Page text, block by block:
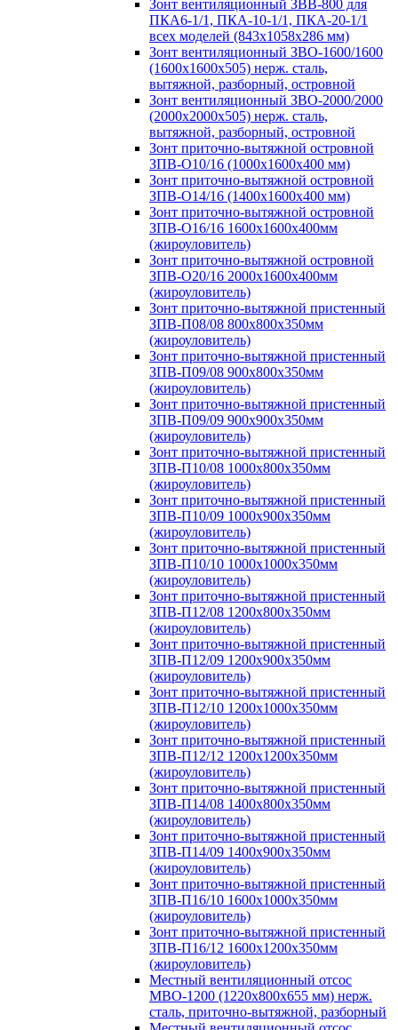
Зонт вентиляционный ЗВВ-800 для
ПКА6-1/1, ПКА-10-1/1, ПКА-20-1/1
всех моделей (843х1058х286 мм)
Зонт вентиляционный ЗВО-1600/1600
(1600х1600х505) нерж. сталь,
вытяжной, разборный, островной
Зонт вентиляционный ЗВО-2000/2000
(2000х2000х505) нерж. сталь,
вытяжной, разборный, островной
Зонт приточно-вытяжной островной
ЗПВ-О10/16 (1000х1600х400 мм)
Зонт приточно-вытяжной островной
ЗПВ-О14/16 (1400х1600х400 мм)
Зонт приточно-вытяжной островной
ЗПВ-О16/16 1600х1600х400мм
(жироуловитель)
Зонт приточно-вытяжной островной
ЗПВ-О20/16 2000х1600х400мм
(жироуловитель)
Зонт приточно-вытяжной пристенный
ЗПВ-П08/08 800х800х350мм
(жироуловитель)
Зонт приточно-вытяжной пристенный
ЗПВ-П09/08 900х800х350мм
(жироуловитель)
Зонт приточно-вытяжной пристенный
ЗПВ-П09/09 900х900х350мм
(жироуловитель)
Зонт приточно-вытяжной пристенный
ЗПВ-П10/08 1000х800х350мм
(жироуловитель)
Зонт приточно-вытяжной пристенный
ЗПВ-П10/09 1000х900х350мм
(жироуловитель)
Зонт приточно-вытяжной пристенный
ЗПВ-П10/10 1000х1000х350мм
(жироуловитель)
Зонт приточно-вытяжной пристенный
ЗПВ-П12/08 1200х800х350мм
(жироуловитель)
Зонт приточно-вытяжной пристенный
ЗПВ-П12/09 1200х900х350мм
(жироуловитель)
Зонт приточно-вытяжной пристенный
ЗПВ-П12/10 1200х1000х350мм
(жироуловитель)
Зонт приточно-вытяжной пристенный
ЗПВ-П12/12 1200х1200х350мм
(жироуловитель)
Зонт приточно-вытяжной пристенный
ЗПВ-П14/08 1400х800х350мм
(жироуловитель)
Зонт приточно-вытяжной пристенный
ЗПВ-П14/09 1400х900х350мм
(жироуловитель)
Зонт приточно-вытяжной пристенный
ЗПВ-П16/10 1600х1000х350мм
(жироуловитель)
Зонт приточно-вытяжной пристенный
ЗПВ-П16/12 1600х1200х350мм
(жироуловитель)
Местный вентиляционный отсос
МВО-1200 (1220х800х655 мм) нерж.
сталь, приточно-вытяжной, разборный